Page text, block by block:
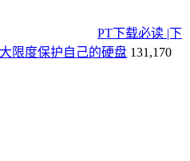
PT下载必读 |下
限度保护自己的硬盘 131,170